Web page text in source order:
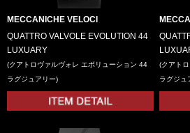
MECCANICHE VELOCI
QUATTRO VALVOLE EVOLUTION 44
LUXUARY
(クアトロヴァルヴォレ エボリューション 44
ラグジュアリー)
(クアト
ラグジュ